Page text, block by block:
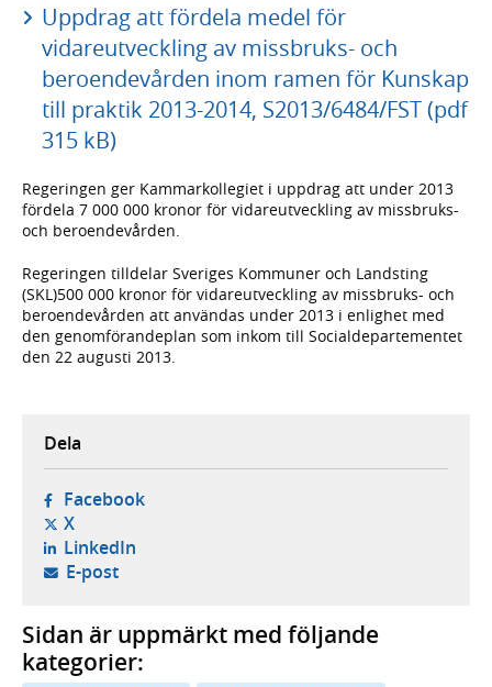
Uppdrag att fördela medel för
vidareutveckling av missbruks- och
beroendevården inom ramen för Kunskap
till praktik 2013-2014, S2013/6484/FST (pdf
315 kB)
Regeringen ger Kammarkollegiet i uppdrag att under 2013
fördela 7 000 000 kronor för vidareutveckling av missbruks-
och beroendevården.
Regeringen tilldelar Sveriges Kommuner och Landsting
(SKL)500 000 kronor för vidareutveckling av missbruks- och
beroendevården att användas under 2013 i enlighet med
den genomförandeplan som inkom till Socialdepartementet
den 22 augusti 2013.
Dela
Facebook- öppnas i ny flik, extern webbplats,
X- öppnas i ny flik, extern webbplats,
LinkedIn- öppnas i ny flik, extern webbplats,
E-post- öppnar din e-postklient,
Sidan är uppmärkt med följande
kategorier: